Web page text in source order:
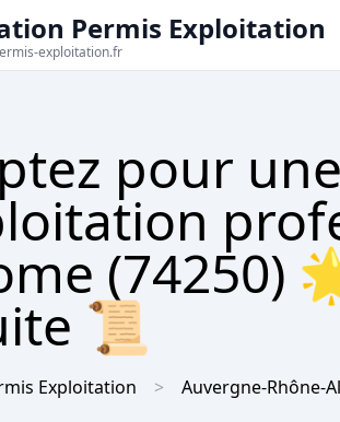
Permis Exploitation
exploitation.fr
pour
(74250)
📜
Exploitation Auvergne-Rhône-